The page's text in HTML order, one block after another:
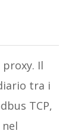
proxy. Il
tra i
TCP,